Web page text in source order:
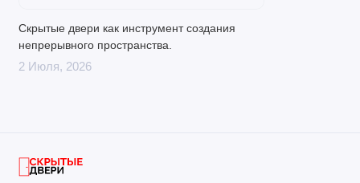
Скрытые двери как инструмент создания
непрерывного пространства.
2 Июля, 2026